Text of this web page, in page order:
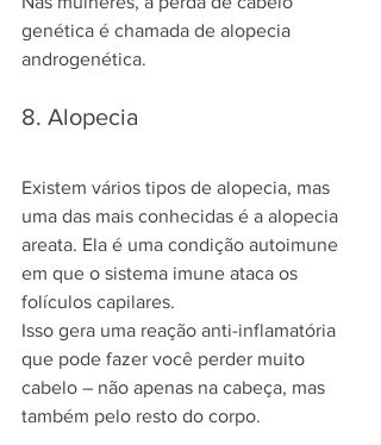
genética é chamada de alopecia
androgenética.
8. Alopecia
Existem vários tipos de alopecia, mas
uma das mais conhecidas é a alopecia
areata. Ela é uma condição autoimune
em que o sistema imune ataca os
folículos capilares.
Isso gera uma reação anti-inflamatória
que pode fazer você perder muito
cabelo – não apenas na cabeça, mas
também pelo resto do corpo.